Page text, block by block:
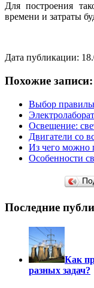
Для построения
времени и затраты
Дата публикации:
Похожие записи:
Выбор
Освещение:
Двигатели со
Из чего можно
Особенности
Последние
Как
разных задач?